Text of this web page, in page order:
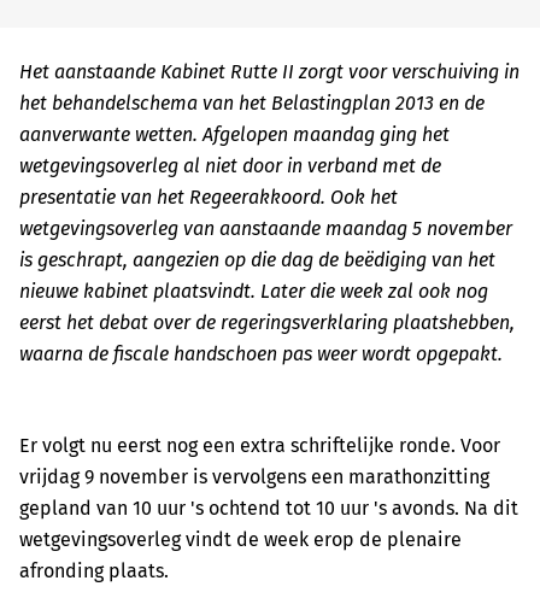
Het aanstaande Kabinet Rutte II zorgt voor verschuiving in
het behandelschema van het Belastingplan 2013 en de
aanverwante wetten. Afgelopen maandag ging het
wetgevingsoverleg al niet door in verband met de
presentatie van het Regeerakkoord. Ook het
wetgevingsoverleg van aanstaande maandag 5 november
is geschrapt, aangezien op die dag de beëdiging van het
nieuwe kabinet plaatsvindt. Later die week zal ook nog
eerst het debat over de regeringsverklaring plaatshebben,
waarna de fiscale handschoen pas weer wordt opgepakt.
Er volgt nu eerst nog een extra schriftelijke ronde. Voor
vrijdag 9 november is vervolgens een marathonzitting
gepland van 10 uur 's ochtend tot 10 uur 's avonds. Na dit
wetgevingsoverleg vindt de week erop de plenaire
afronding plaats.